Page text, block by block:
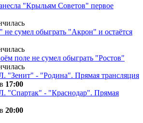
"Крыльям Советов" первое
не сумел обыграть "Акрон" и остаётся
поле не сумел обыграть "Ростов"
"Зенит" - "Родина". Прямая трансляция
в 17:00
"Спартак" - "Краснодар". Прямая
в 20:00